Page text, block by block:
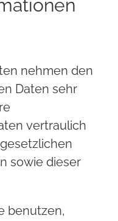
nehmen den
Daten sehr
vertraulich
sowie dieser
benutzen,